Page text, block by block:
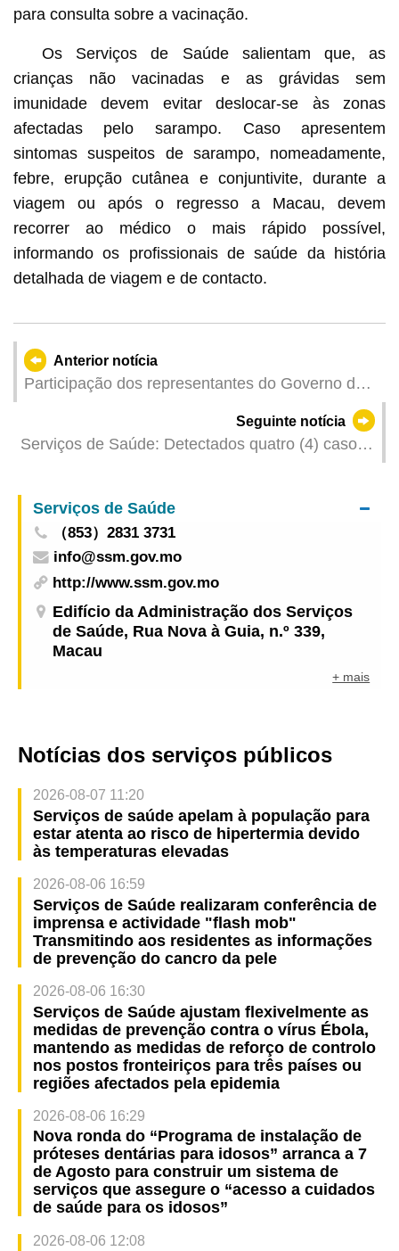
para consulta sobre a vacinação.
Os Serviços de Saúde salientam que, as
crianças não vacinadas e as grávidas sem
imunidade devem evitar deslocar-se às zonas
afectadas pelo sarampo. Caso apresentem
sintomas suspeitos de sarampo, nomeadamente,
febre, erupção cutânea e conjuntivite, durante a
viagem ou após o regresso a Macau, devem
recorrer ao médico o mais rápido possível,
informando os profissionais de saúde da história
detalhada de viagem e de contacto.
Anterior notícia
Participação dos representantes do Governo da
Região Administrativa Especial de Macau na 79.ª
Assembleia Mundial da SaúdeSeguinte notícia
Serviços de Saúde: Detectados quatro (4) casos
Serviços de Saúde
（853）2831 3731
info@ssm.gov.mo
http://www.ssm.gov.mo
Edifício da Administração dos Serviços
de Saúde, Rua Nova à Guia, n.º 339,
Macau
+ mais
Notícias dos serviços públicos
2026-08-07 11:20
Serviços de saúde apelam à população para
estar atenta ao risco de hipertermia devido
às temperaturas elevadas
2026-08-06 16:59
Serviços de Saúde realizaram conferência de
imprensa e actividade "flash mob"
Transmitindo aos residentes as informações
de prevenção do cancro da pele
2026-08-06 16:30
Serviços de Saúde ajustam flexivelmente as
medidas de prevenção contra o vírus Ébola,
mantendo as medidas de reforço de controlo
nos postos fronteiriços para três países ou
regiões afectados pela epidemia
2026-08-06 16:29
Nova ronda do “Programa de instalação de
próteses dentárias para idosos” arranca a 7
de Agosto para construir um sistema de
serviços que assegure o “acesso a cuidados
de saúde para os idosos”
2026-08-06 12:08